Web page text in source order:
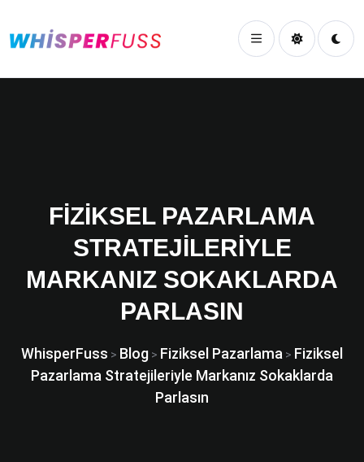
FIZIKSEL PAZARLAMA
STRATEJILERIYLE
MARKANIZ SOKAKLARDA
PARLASIN
WhisperFuss > Blog > Fiziksel Pazarlama > Fiziksel
Pazarlama Stratejileriyle Markanız Sokaklarda
Parlasın